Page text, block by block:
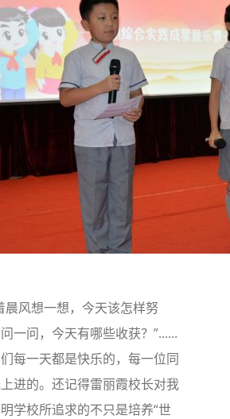
风想一想，今天该怎样努
一问，今天有哪些收获？”......
每一天都是快乐的，每一位同
进的。还记得雷丽霞校长对我
学校所追求的不只是培养“世